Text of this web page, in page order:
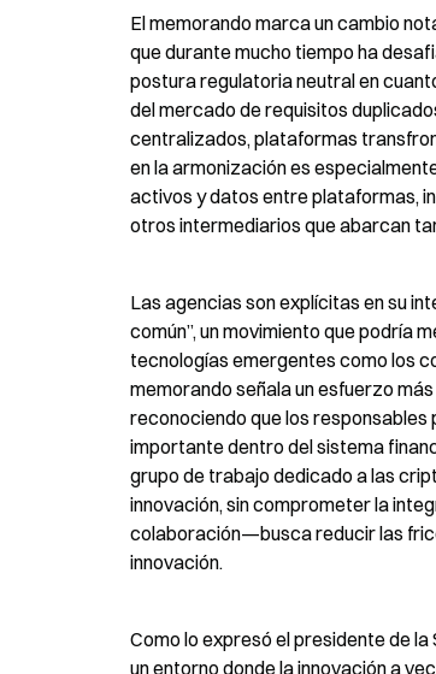
El memorando marca un cambio
que durante mucho tiempo ha
postura regulatoria neutral en
del mercado de requisitos
centralizados, plataformas
en la armonización es
activos y datos entre plataformas,
otros intermediarios que abarcan
Las agencias son explícitas en su
común”, un movimiento que podría
tecnologías emergentes como los
memorando señala un esfuerzo
reconociendo que los
importante dentro del sistema
grupo de trabajo dedicado a las
innovación, sin comprometer la
colaboración—busca reducir las
innovación.
Como lo expresó el presidente de
un entorno donde la innovación a